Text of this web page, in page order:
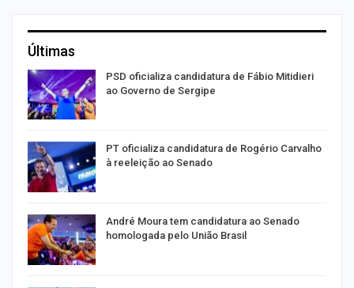
Últimas
PSD oficializa candidatura de Fábio Mitidieri
ao Governo de Sergipe
PT oficializa candidatura de Rogério Carvalho
à reeleição ao Senado
André Moura tem candidatura ao Senado
homologada pelo União Brasil